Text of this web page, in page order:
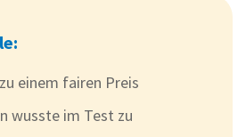
einem fairen Preis
wusste im Test zu